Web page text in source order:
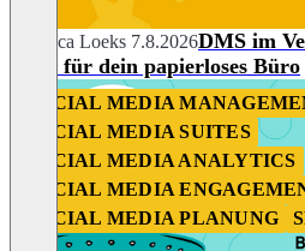
Rebecca Loeks 7.8.2026DMS im
Tools für dein papierloses Büro
SOCIAL MEDIA
SOCIAL MEDIA SUITES
SOCIAL MEDIA ANALYTICS
SOCIAL MEDIA
SOCIAL MEDIA PLANUNG